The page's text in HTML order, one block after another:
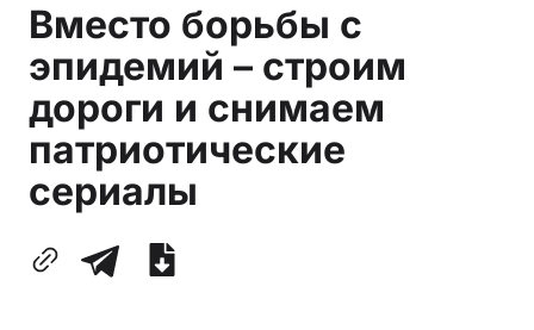
Вместо борьбы с
эпидемий – строим
дороги и снимаем
патриотические
сериалы